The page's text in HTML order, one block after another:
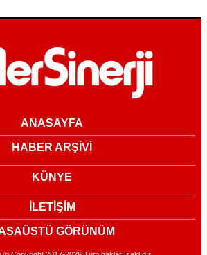
ANASAYFA
HABER ARŞİVİ
KÜNYE
İLETİŞİM
GÖRÜNÜM